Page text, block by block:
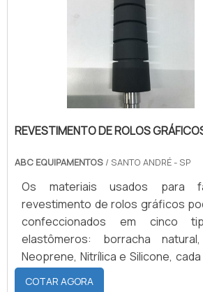
precisam ser submetidos a
de lavagem e secagem.
combate a corrosão, o expurgo de
REVESTIMENTO DE ROLOS
ABC EQUIPAMENTOS / SANTO ANDRÉ - SP
Os materiais usados para
revestimento de rolos gráficos
confeccionados em cinco
elastômeros: borracha natural,
Neoprene, Nitrílica e Silicone, cada
características distintas e
COTAR AGORA